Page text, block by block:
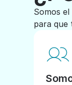
Somos
para que